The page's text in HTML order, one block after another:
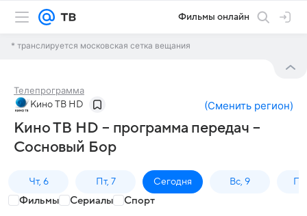
Фильмы онлайн
* транслируется московская сетка вещания
Телепрограмма
Кино ТВ HD (Сменить регион)
Кино ТВ HD – программа передач –
Сосновый Бор
Чт, 6 Пт, 7 Сегодня Вс, 9
Фильмы Сериалы Спорт